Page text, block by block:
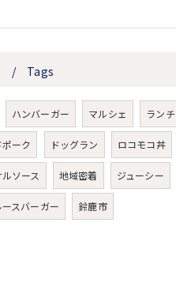
Tags
ハンバーガー マルシェ ランチ
ーク ドッグラン ロコモコ丼
ソース 地域密着 ジューシー
スバーガー 鈴鹿市